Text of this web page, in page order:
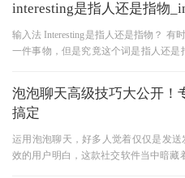
interesting是指人还是指物
输入法 Interesting是指人还是指物？ 有
一件事物，但是究竟这个词是指人还
泡泡聊天高级技巧大公开！
搞定
运用泡泡聊天，好多人觉着仅仅是发
效的用户明白，这款社交软件当中暗藏